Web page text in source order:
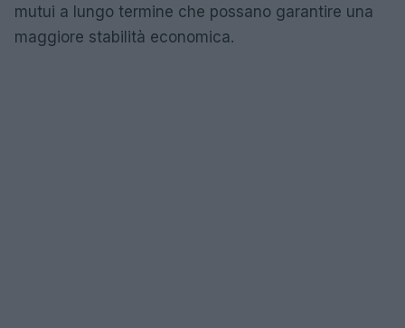
mutui a lungo termine che possano garantire una
maggiore stabilità economica.